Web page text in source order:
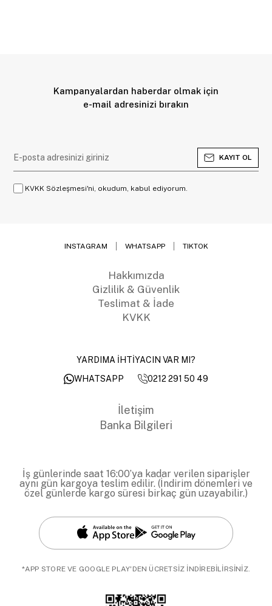
Kampanyalardan haberdar olmak için
e-mail adresinizi bırakın
KAYIT OL
KVKK Sözleşmesi'ni, okudum, kabul ediyorum.
INSTAGRAM WHATSAPP TIKTOK
Hakkımızda
Gizlilik & Güvenlik
Teslimat & İade
KVKK
YARDIMA İHTİYACIN VAR MI?
WHATSAPP
0212 291 50 49
İletişim
Banka Bilgileri
İş günlerinde saat 16:00’ya kadar verilen siparişler
aynı gün kargoya teslim edilir. (İndirim dönemleri ve
özel günlerde kargo süresi birkaç gün uzayabilir.)
*APP STORE VE GOOGLE PLAY'DEN ÜCRETSİZ İNDİREBİLİRSİNİZ.